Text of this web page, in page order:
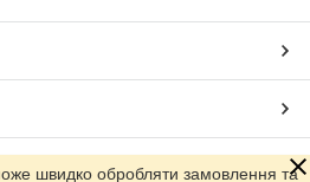
Prom.ua
швидко обробляти замовлення та